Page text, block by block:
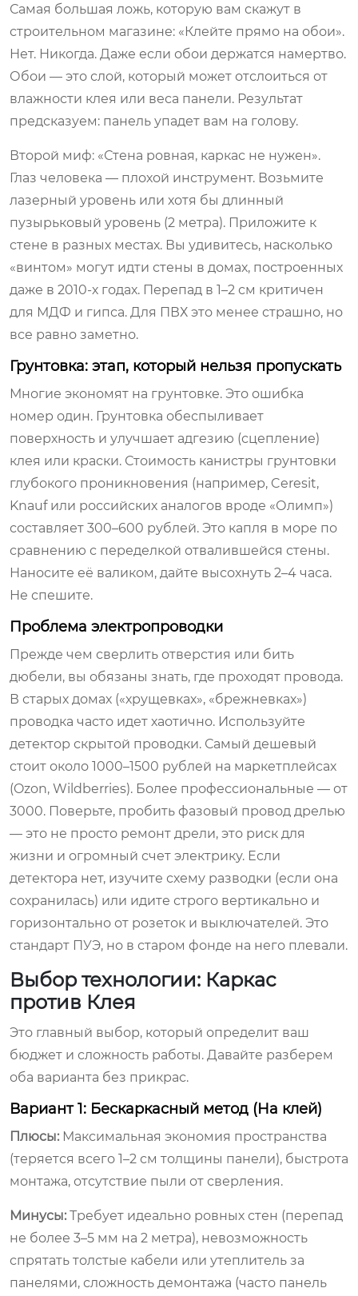
Самая большая ложь, которую вам скажут в
строительном магазине: «Клейте прямо на обои».
Нет. Никогда. Даже если обои держатся намертво.
Обои — это слой, который может отслоиться от
влажности клея или веса панели. Результат
предсказуем: панель упадет вам на голову.
Второй миф: «Стена ровная, каркас не нужен».
Глаз человека — плохой инструмент. Возьмите
лазерный уровень или хотя бы длинный
пузырьковый уровень (2 метра). Приложите к
стене в разных местах. Вы удивитесь, насколько
«винтом» могут идти стены в домах, построенных
даже в 2010-х годах. Перепад в 1–2 см критичен
для МДФ и гипса. Для ПВХ это менее страшно, но
все равно заметно.
Грунтовка: этап, который нельзя пропускать
Многие экономят на грунтовке. Это ошибка
номер один. Грунтовка обеспыливает
поверхность и улучшает адгезию (сцепление)
клея или краски. Стоимость канистры грунтовки
глубокого проникновения (например, Ceresit,
Knauf или российских аналогов вроде «Олимп»)
составляет 300–600 рублей. Это капля в море по
сравнению с переделкой отвалившейся стены.
Наносите её валиком, дайте высохнуть 2–4 часа.
Не спешите.
Проблема электропроводки
Прежде чем сверлить отверстия или бить
дюбели, вы обязаны знать, где проходят провода.
В старых домах («хрущевках», «брежневках»)
проводка часто идет хаотично. Используйте
детектор скрытой проводки. Самый дешевый
стоит около 1000–1500 рублей на маркетплейсах
(Ozon, Wildberries). Более профессиональные — от
3000. Поверьте, пробить фазовый провод дрелью
— это не просто ремонт дрели, это риск для
жизни и огромный счет электрику. Если
детектора нет, изучите схему разводки (если она
сохранилась) или идите строго вертикально и
горизонтально от розеток и выключателей. Это
стандарт ПУЭ, но в старом фонде на него плевали.
Выбор технологии: Каркас
против Клея
Это главный выбор, который определит ваш
бюджет и сложность работы. Давайте разберем
оба варианта без прикрас.
Вариант 1: Бескаркасный метод (На клей)
Плюсы: Максимальная экономия пространства
(теряется всего 1–2 см толщины панели), быстрота
монтажа, отсутствие пыли от сверления.
Минусы: Требует идеально ровных стен (перепад
не более 3–5 мм на 2 метра), невозможность
спрятать толстые кабели или утеплитель за
панелями, сложность демонтажа (часто панель